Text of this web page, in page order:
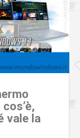
vale la